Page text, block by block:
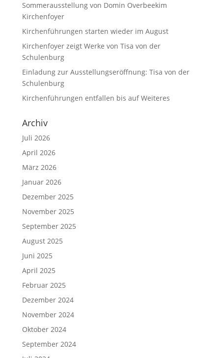
Sommerausstellung von Domin Overbeekim
Kirchenfoyer
Kirchenführungen starten wieder im August
Kirchenfoyer zeigt Werke von Tisa von der
Schulenburg
Einladung zur Ausstellungseröffnung: Tisa von der
Schulenburg
Kirchenführungen entfallen bis auf Weiteres
Archiv
Juli 2026
April 2026
März 2026
Januar 2026
Dezember 2025
November 2025
September 2025
August 2025
Juni 2025
April 2025
Februar 2025
Dezember 2024
November 2024
Oktober 2024
September 2024